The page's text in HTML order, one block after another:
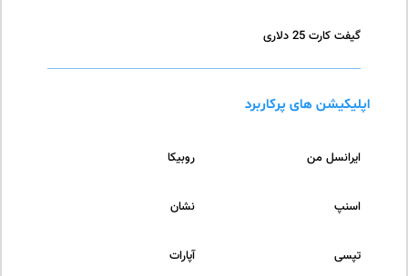
گیفت کارت 25 دلاری
اپلیکیشن های پرکاربرد
روبیکا ایرانسل من
نشان اسنپ
آپارات تپسی